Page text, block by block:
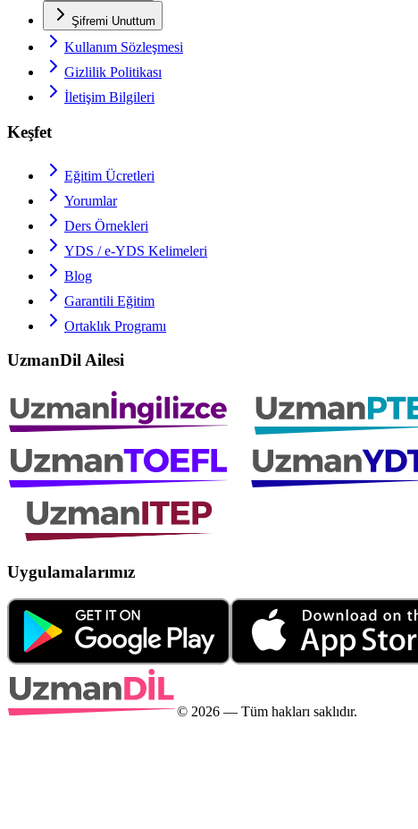
Şifremi Unuttum
Kullanım Sözleşmesi
Gizlilik Politikası
İletişim Bilgileri
Keşfet
Eğitim Ücretleri
Yorumlar
Ders Örnekleri
YDS / e-YDS Kelimeleri
Blog
Garantili Eğitim
Ortaklık Programı
UzmanDil Ailesi
Uygulamalarımız
© 2026 — Tüm hakları saklıdır.